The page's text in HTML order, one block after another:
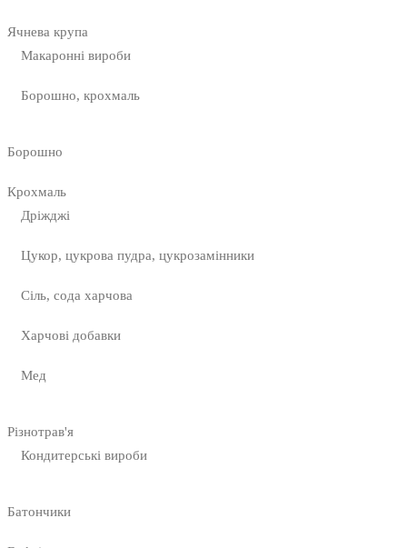
Ячнева крупа
Макаронні вироби
Борошно, крохмаль
Борошно
Крохмаль
Дріжджі
Цукор, цукрова пудра, цукрозамінники
Сіль, сода харчова
Харчові добавки
Мед
Різнотрав'я
Кондитерські вироби
Батончики